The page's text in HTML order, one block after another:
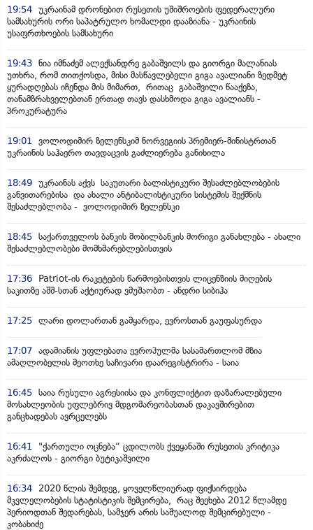
19:54 უკრაინამ დრონებით რუსეთის უშიშროების ფედერალური
სამსახურის ორი საპატრულო ხომალდი დააზიანა - უკრაინის
უსაფრთხოების სამსახური
19:43 ნია იმნაძემ ალექსანდრე გაბაშვილს და გიორგი მალანიას
უთხრა, რომ თითქოსდა, მისი მასწავლებელი გიგა ავალიანი ზედმეტ
ყურადღებას იჩენდა მის მიმართ, რითაც გაბაშვილი წააქეზა,
თანამზრახველებთან ერთად თავს დასხმოდა გიგა ავალიანს -
პროკურატურა
19:01
ვოლოდიმირ ზელენსკიმ ნორვეგიის პრემიერ-მინისტრთან
უკრაინის საჰაერო თავდაცვის გაძლიერება განიხილა
18:49 უკრაინას აქვს საკუთარი ბალისტიკური შესაძლებლობების
განვითარებისა და ახალი ანტიბალისტიკური სისტემის შექმნის
შესაძლებლობა - ვოლოდიმირ ზელენსკი
18:45 საქართველოს ბანკის მობილბანკის მორიგი განახლება - ახალი
შესაძლებლობები მომხმარებლებისთვის
17:36
Patriot-ის რაკეტების წარმოებისთვის ლიცენზიის მიღების
საკითზე აშშ-სთან აქტიურად ვმუშაობთ - ანდრი სიბიჰა
17:25 ლარი დოლართან გამყარდა, ევროსთან გაუფასურდა
17:07 ადამიანის უფლებათა ევროპულმა სასამართლომ მზია
ამაღლობელის მეოთხე საჩივარი დაარეგისტრირა - საია
16:45 საია რუსული აგრესიისა და კონფლიქტით დაზარალებული
მოსახლეობის უფლებრივ მდგომარეობასთან დაკავშირებით
განცხადებას ავრცელებს
16:41
"ქართული ოცნება“ ცდილობს ქვეყანაში რუსეთის კრიტიკა
აკრძალოს - გიორგი ბუტიკაშვილი
16:34
2020 წლის შემდეგ, ყოველწლიურად ფიქსირდება
მკვლელობების სტატისტიკის შემცირება, რაც შეეხება 2012 წლამდე
პერიოდთან შედარებას, სამჯერ არის საშუალოდ შემცირებული -
კობახიძე